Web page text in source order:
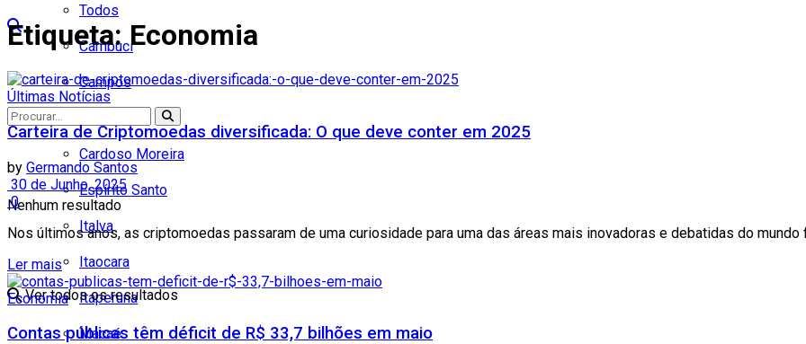
Todos
Cambuci
Campos
Cardoso Moreira
Espírito Santo
Italva
Itaocara
Itaperuna
Macaé
Nenhum resultado
Ver todos os resultados
Etiqueta:Economia
Últimas Notícias
Carteira de Criptomoedas diversificada: O que deve conter em 2025
by Germando Santos
30 de Junho, 2025
0
Nos últimos anos, as criptomoedas passaram de uma curiosidade para uma das áreas mais inovadoras e debatidas do mundo
Ler mais
Economia
Contas públicas têm déficit de R$ 33,7 bilhões em maio